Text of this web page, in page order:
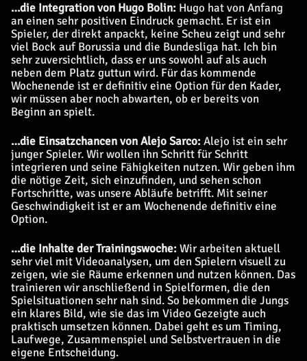
…die Integration von Hugo Bolin: Hugo hat von Anfang
an einen sehr positiven Eindruck gemacht. Er ist ein
Spieler, der direkt anpackt, keine Scheu zeigt und sehr
viel Bock auf Borussia und die Bundesliga hat. Ich bin
sehr zuversichtlich, dass er uns sowohl auf als auch
neben dem Platz guttun wird. Für das kommende
Wochenende ist er definitiv eine Option für den Kader,
wir müssen aber noch abwarten, ob er bereits von
Beginn an spielt.
…die Einsatzchancen von Alejo Sarco:Alejo ist ein sehr
junger Spieler. Wir wollen ihn Schritt für Schritt
integrieren und seine Fähigkeiten nutzen. Wir geben ihm
die nötige Zeit, sich einzufinden, und sehen schon
Fortschritte, was unsere Abläufe betrifft. Mit seiner
Geschwindigkeit ist er am Wochenende definitiv eine
Option.
…die Inhalte der Trainingswoche:Wir arbeiten aktuell
sehr viel mit Videoanalysen, um den Spielern visuell zu
zeigen, wie sie Räume erkennen und nutzen können. Das
trainieren wir anschließend in Spielformen, die den
Spielsituationen sehr nah sind. So bekommen die Jungs
ein klares Bild, wie sie das im Video Gezeigte auch
praktisch umsetzen können. Dabei geht es um Timing,
Laufwege, Zusammenspiel und Selbstvertrauen in die
eigene Entscheidung.